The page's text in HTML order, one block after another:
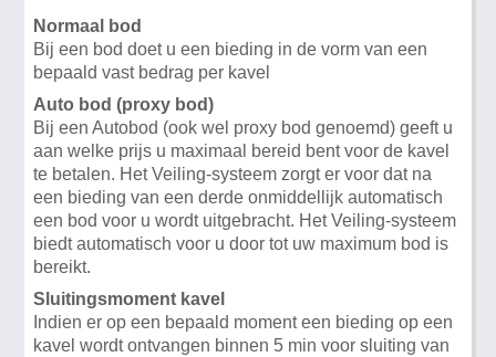
Normaal bod
Bij een bod doet u een bieding in de vorm van een
bepaald vast bedrag per kavel
Auto bod (proxy bod)
Bij een Autobod (ook wel proxy bod genoemd) geeft u
aan welke prijs u maximaal bereid bent voor de kavel
te betalen. Het Veiling-systeem zorgt er voor dat na
een bieding van een derde onmiddellijk automatisch
een bod voor u wordt uitgebracht. Het Veiling-systeem
biedt automatisch voor u door tot uw maximum bod is
bereikt.
Sluitingsmoment kavel
Indien er op een bepaald moment een bieding op een
kavel wordt ontvangen binnen 5 min voor sluiting van